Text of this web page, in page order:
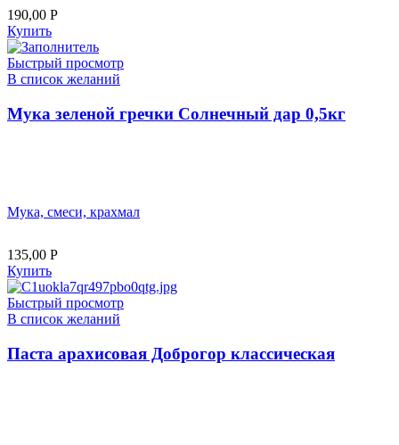
190,00 Р
Купить
Быстрый просмотр
В список желаний
Мука зеленой гречки Солнечный дар 0,5кг
Мука, смеси, крахмал
135,00 Р
Купить
Быстрый просмотр
В список желаний
Паста арахисовая Доброгор классическая